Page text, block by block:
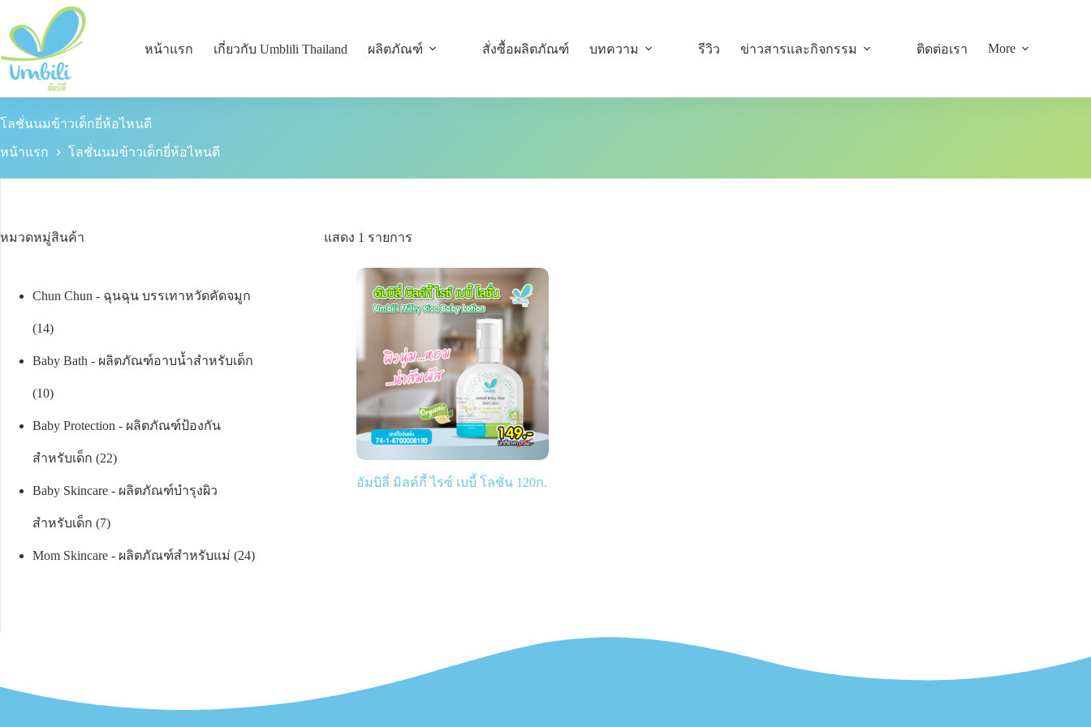
หน้าแรก เกี่ยวกับ Umblili Thailand ผลิตภัณฑ์ สั่งซื้อผลิตภัณฑ์ บทความ รีวิว ข่าวสารและกิจกรรม ติดต่อเรา More
โลชั่นนมข้าวเด็กยี่ห้อไหนดี
หน้าแรก โลชั่นนมข้าวเด็กยี่ห้อไหนดี
แสดง 1 รายการ
อัมบิลี่ มิลค์กี้ ไรซ์ เบบี้ โลชั่น 120ก.
หมวดหมู่สินค้า
Chun Chun - ฉุนฉุน บรรเทาหวัดคัดจมูก
14
Baby Bath - ผลิตภัณฑ์อาบน้ำสำหรับเด็ก
10
Baby Protection - ผลิตภัณฑ์ป้องกัน
สำหรับเด็ก 22
Baby Skincare - ผลิตภัณฑ์บำรุงผิว
สำหรับเด็ก 7
Mom Skincare - ผลิตภัณฑ์สำหรับแม่ 24